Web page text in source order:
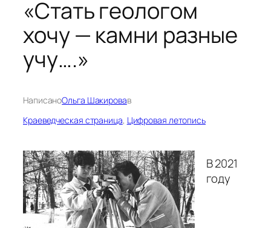
«Стать геологом
хочу — камни разные
учу….»
НаписаноОльга Шакировав
Краеведческая страница, Цифровая летопись
В 2021
году